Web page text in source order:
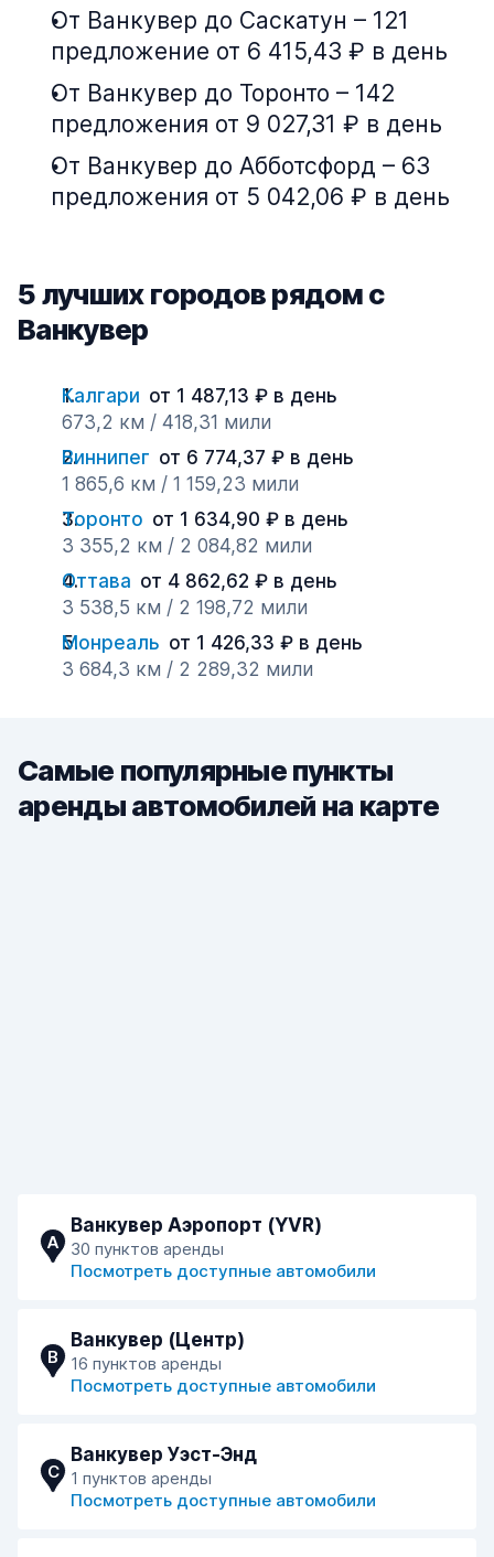
От Ванкувер до Саскатун – 121
предложение от 6 415,43 ₽ в день
От Ванкувер до Торонто – 142
предложения от 9 027,31 ₽ в день
От Ванкувер до Абботсфорд – 63
предложения от 5 042,06 ₽ в день
5 лучших городов рядом с
Ванкувер
Калгари от 1 487,13 ₽ в день
673,2 км / 418,31 мили
Виннипег от 6 774,37 ₽ в день
1 865,6 км / 1 159,23 мили
Торонто от 1 634,90 ₽ в день
3 355,2 км / 2 084,82 мили
Оттава от 4 862,62 ₽ в день
3 538,5 км / 2 198,72 мили
Монреаль от 1 426,33 ₽ в день
3 684,3 км / 2 289,32 мили
Самые популярные пункты
аренды автомобилей на карте
A
Ванкувер Аэропорт (YVR)
30 пунктов аренды
Посмотреть доступные автомобили
B
Ванкувер (Центр)
16 пунктов аренды
Посмотреть доступные автомобили
C
Ванкувер Уэст-Энд
1 пунктов аренды
Посмотреть доступные автомобили